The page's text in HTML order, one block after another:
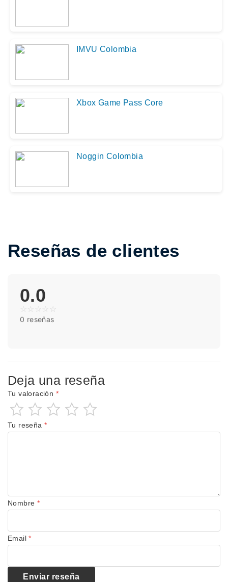
IMVU Colombia
Xbox Game Pass Core
Noggin Colombia
Reseñas de clientes
0.0
☆ ☆ ☆ ☆ ☆
0 reseñas
Deja una reseña
Tu valoración *
Tu reseña*
Nombre *
Email*
Enviar reseña